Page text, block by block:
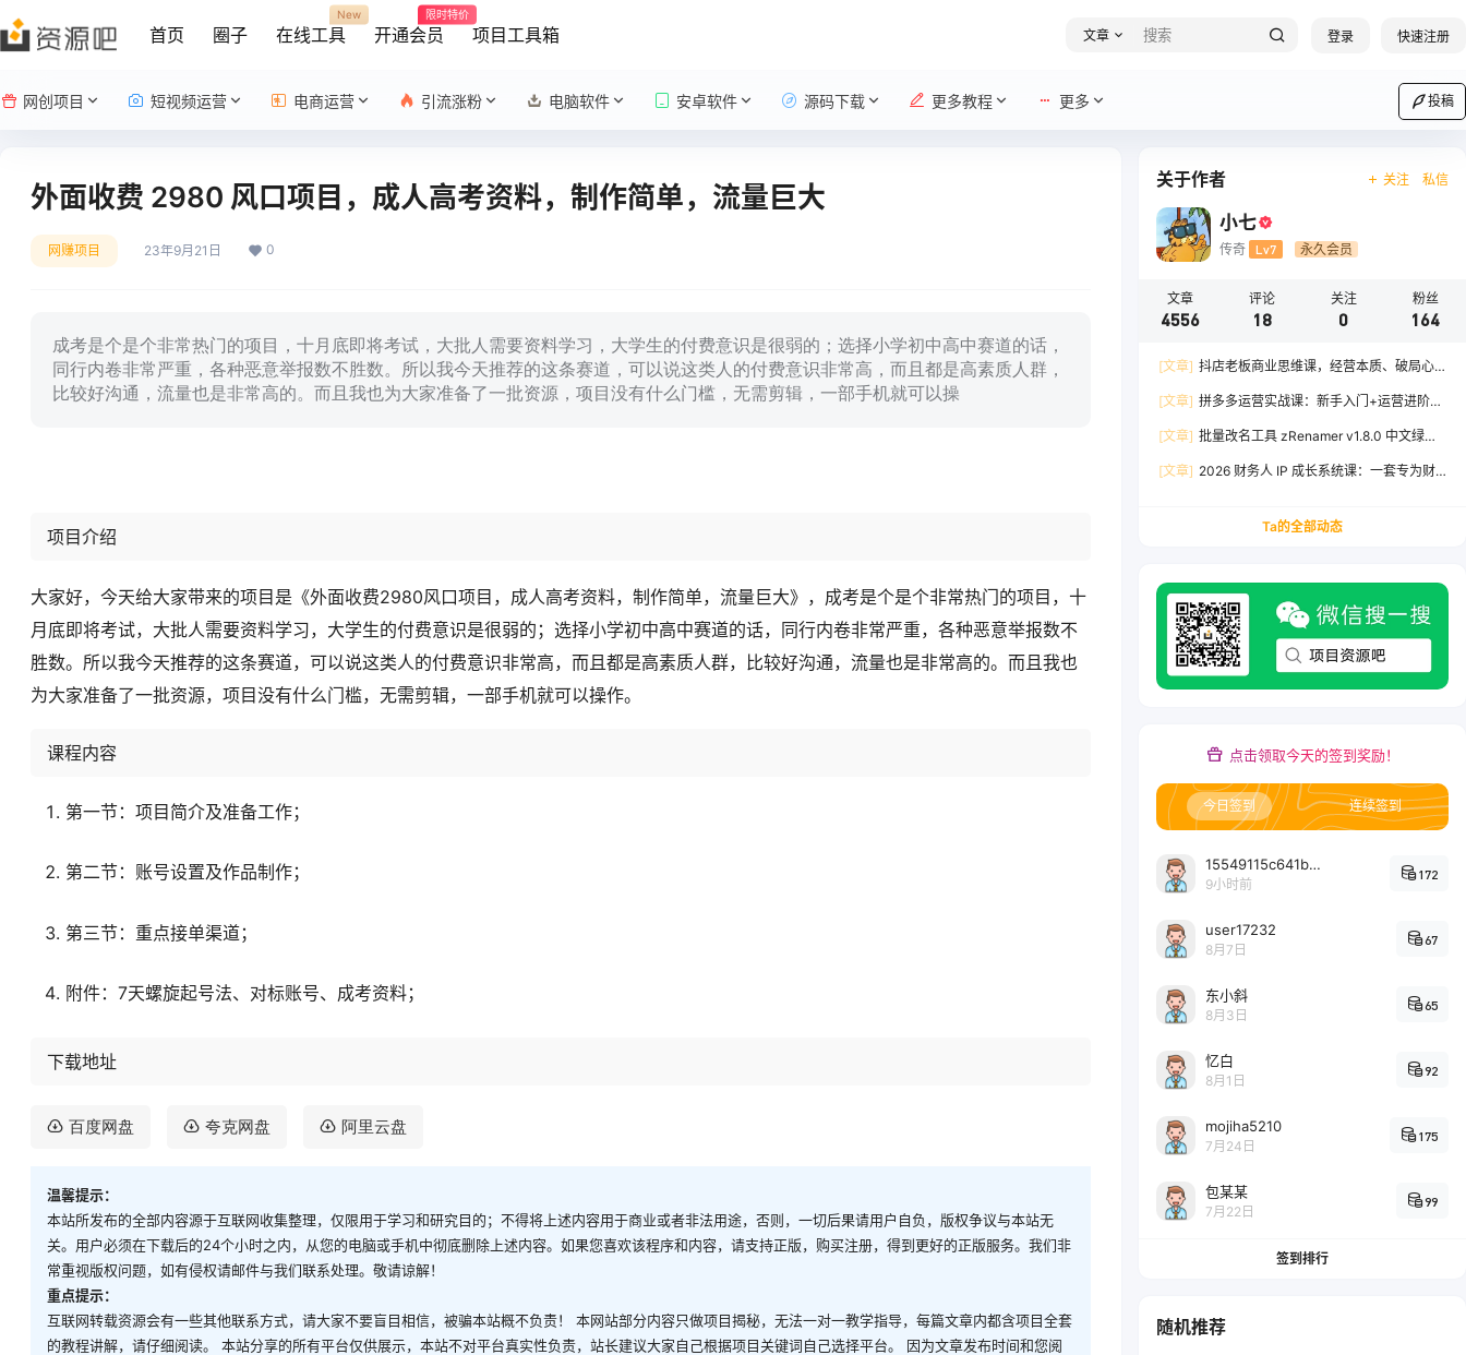
首页 圈子 在线工具
New
开通会员
限时特价
项目工具箱 文章 登录 快速注册
网创项目 短视频运营 电商运营 引流涨粉 电脑软件 安卓软件 源码下载 更多教程 更多 投稿
外面收费 2980 风口项目，成人高考资料，制作简单，流量巨大
网赚项目 23年9月21日 0
成考是个是个非常热门的项目，十月底即将考试，大批人需要资料学习，大学生的付费意识是很弱的；选择小学初中高中赛道的话，
同行内卷非常严重，各种恶意举报数不胜数。所以我今天推荐的这条赛道，可以说这类人的付费意识非常高，而且都是高素质人群，
比较好沟通，流量也是非常高的。而且我也为大家准备了一批资源，项目没有什么门槛，无需剪辑，一部手机就可以操
项目介绍
大家好，今天给大家带来的项目是《外面收费2980风口项目，成人高考资料，制作简单，流量巨大》，成考是个是个非常热门的项目，十
月底即将考试，大批人需要资料学习，大学生的付费意识是很弱的；选择小学初中高中赛道的话，同行内卷非常严重，各种恶意举报数不
胜数。所以我今天推荐的这条赛道，可以说这类人的付费意识非常高，而且都是高素质人群，比较好沟通，流量也是非常高的。而且我也
为大家准备了一批资源，项目没有什么门槛，无需剪辑，一部手机就可以操作。
课程内容
第一节：项目简介及准备工作；
第二节：账号设置及作品制作；
第三节：重点接单渠道；
附件：7天螺旋起号法、对标账号、成考资料；
下载地址
百度网盘 夸克网盘 阿里云盘
温馨提示：
本站所发布的全部内容源于互联网收集整理，仅限用于学习和研究目的；不得将上述内容用于商业或者非法用途，否则，一切后果请用户自负，版权争议与本站无
关。用户必须在下载后的24个小时之内，从您的电脑或手机中彻底删除上述内容。如果您喜欢该程序和内容，请支持正版，购买注册，得到更好的正版服务。我们非
常重视版权问题，如有侵权请邮件与我们联系处理。敬请谅解！
重点提示：
互联网转载资源会有一些其他联系方式，请大家不要盲目相信，被骗本站概不负责！ 本网站部分内容只做项目揭秘，无法一对一教学指导，每篇文章内都含项目全套
的教程讲解，请仔细阅读。 本站分享的所有平台仅供展示，本站不对平台真实性负责，站长建议大家自己根据项目关键词自己选择平台。 因为文章发布时间和您阅
关于作者 关注 私信
小七
传奇 Lv7 永久会员
文章
4556
评论
18
关注
0
粉丝
164
[文章] 抖店老板商业思维课，经营本质、破局心
增
[文章] 拼多多运营实战课：新手入门+运营进阶、
出百单
[文章] 批量改名工具 zRenamer v1.8.0 中文绿色
[文章] 2026 财务人 IP 成长系统课：一套专为财
Ta的全部动态
点击领取今天的签到奖励！
今日签到 连续签到
15549115c641bc6524e64d1d800349ec7396
9小时前
172
user17232
8月7日
67
东小斜
8月3日
65
忆白
8月1日
92
mojiha5210
7月24日
175
包某某
7月22日
99
签到排行
随机推荐